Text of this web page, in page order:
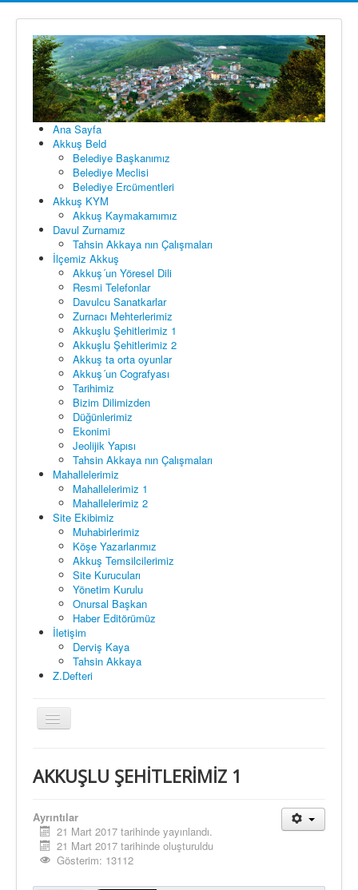
Ana Sayfa
Akkuş Beld
Belediye Başkanımız
Belediye Meclisi
Belediye Ercümentleri
Akkuş KYM
Akkuş Kaymakamımız
Davul Zurnamız
Tahsin Akkaya nın Çalışmaları
İlçemiz Akkuş
Akkuş´un Yöresel Dili
Resmi Telefonlar
Davulcu Sanatkarlar
Zurnacı Mehterlerimiz
Akkuşlu Şehitlerimiz 1
Akkuşlu Şehitlerimiz 2
Akkuş ta orta oyunlar
Akkuş´un Cografyası
Tarihimiz
Bizim Dilimizden
Düğünlerimiz
Ekonimi
Jeolijik Yapısı
Tahsin Akkaya nın Çalışmaları
Mahallelerimiz
Mahallelerimiz 1
Mahallelerimiz 2
Site Ekibimiz
Muhabirlerimiz
Köşe Yazarlarımız
Akkuş Temsilcilerimiz
Site Kurucuları
Yönetim Kurulu
Onursal Başkan
Haber Editörümüz
İletişim
Derviş Kaya
Tahsin Akkaya
Z.Defteri
Gezinme
geçişini
AKKUŞLU ŞEHİTLERİMİZ 1
Ayrıntılar
21 Mart 2017 tarihinde yayınlandı.
21 Mart 2017 tarihinde oluşturuldu
Gösterim: 13112